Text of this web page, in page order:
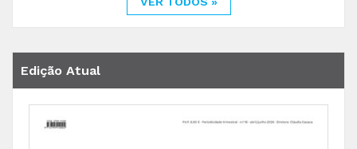
Edição Atual